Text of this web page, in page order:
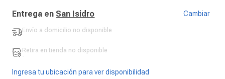
Entrega en San Isidro Cambiar
Envío a domicilio no disponible
-
Retira en tienda no disponible
-
Ingresa tu ubicación para ver disponibilidad